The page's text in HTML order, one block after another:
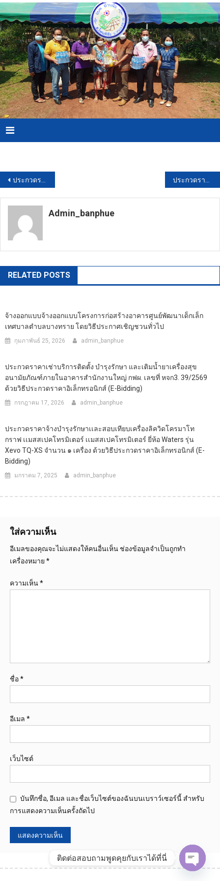
Skip
to
content
Menu
แนะแนว
เรื่อง
ประกวดราคาซื้อเสาเข็มคอนกรีตอัดแรง รูปสี่เหลี่ยมตัน ชนิดท่อนเดียว ขนาด 0.22 x 0.22 ม. ยาว 10.50 ม. (มอก.396-2549) พร้อมตอก จำนวน 1 รายการ สำหรับงานขุดคลองระบายน้ำหลากพร้อมอาคารประกอบ กม.๒๐+๑๐๐ – กม.๒๒+๕๐๐ ตำบลสนามชัย อำเภอบางไทร จังหวัดพระนครศรีอยุธยา สพญ.10 ด้วยวิธีประกวดราคาอิเล็กทรอนิกส์ (e-bidding)
Admin_banphue
RELATED POSTS
จ้างออกแบบจ้างออกแบบโครงการก่อสร้างอาคารศูนย์พัฒนาเด็กเล็ก
เทศบาลตำบลบางทราย โดยวิธีประกาศเชิญชวนทั่วไป
กุมภาพันธ์ 25, 2026 admin_banphue
ประกวดราคาเช่าบริการติดตั้ง บำรุงรักษา และเติมน้ำยาเครื่องสุข
อนามัยภัณฑ์ภายในอาคารสำนักงานใหญ่ กฟผ. เลขที่ หจก3. 39/2569
ด้วยวิธีประกวดราคาอิเล็กทรอนิกส์ (e-Bidding)
กรกฎาคม 17, 2026 admin_banphue
ประกวดราคาจ้างบำรุงรักษาเเละสอบเทียบเครื่องลิควิดโครมาโท
กราฟ เเมสสเปคโทรมิเตอร์ เเมสสเปคโทรมิเตอร์ ยี่ห้อ Waters รุ่น
Xevo TQ-XS จำนวน ๑ เครื่อง ด้วยวิธีประกวดราคาอิเล็กทรอนิกส์ (e-
Bidding)
มกราคม 7, 2025 admin_banphue
ใส่ความเห็น
อีเมลของคุณจะไม่แสดงให้คนอื่นเห็น ช่องข้อมูลจำเป็นถูกทำ
เครื่องหมาย *
ความเห็น*
ชื่อ*
อีเมล *
เว็บไซต์
บันทึกชื่อ, อีเมล และชื่อเว็บไซต์ของฉันบนเบราว์เซอร์นี้ สำหรับ
การแสดงความเห็นครั้งถัดไป
ติดต่อสอบถามพูดคุยกับเราได้ที่นี่
Open